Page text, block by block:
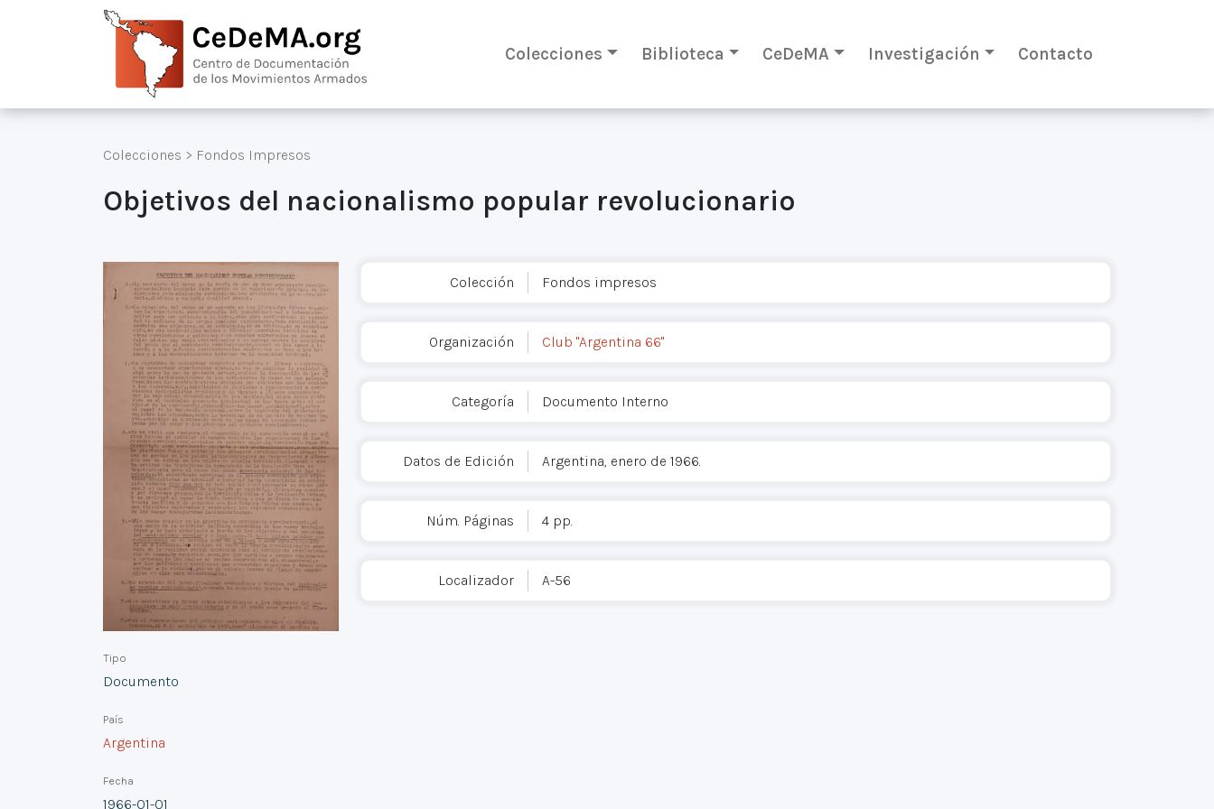
Colecciones Biblioteca CeDeMA Investigación Contacto
Colecciones > Fondos Impresos
Objetivos del nacionalismo popular revolucionario
Tipo
Documento
País
Argentina
Fecha
1966-01-01
Colección Fondos impresos
Organización Club "Argentina 66"
Categoría Documento Interno
Datos de Edición Argentina, enero de 1966.
Núm. Páginas 4 pp.
Localizador A-56